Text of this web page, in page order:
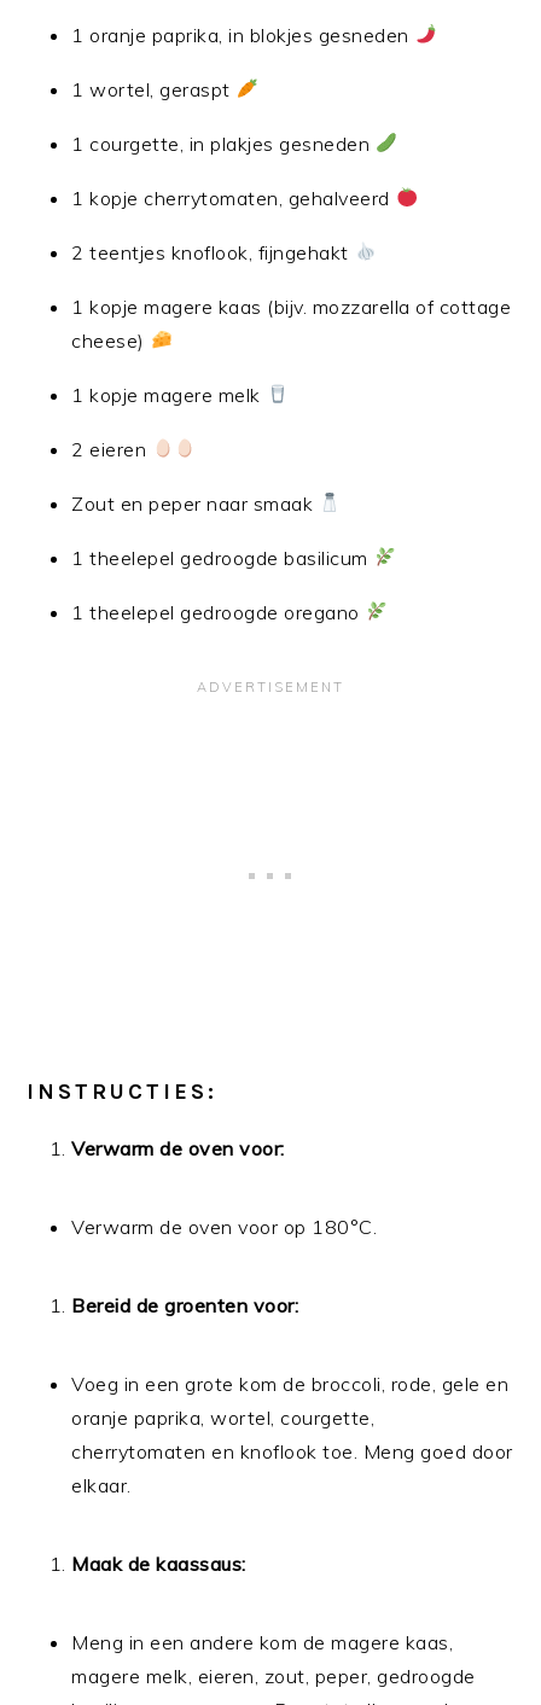
1 oranje paprika, in blokjes gesneden
1 wortel, geraspt
1 courgette, in plakjes gesneden
1 kopje cherrytomaten, gehalveerd
2 teentjes knoflook, fijngehakt
1 kopje magere kaas (bijv. mozzarella of cottage
cheese)
1 kopje magere melk
2 eieren
Zout en peper naar smaak
1 theelepel gedroogde basilicum
1 theelepel gedroogde oregano
INSTRUCTIES:
Verwarm de oven voor:
Verwarm de oven voor op 180°C.
Bereid de groenten voor:
Voeg in een grote kom de broccoli, rode, gele en
oranje paprika, wortel, courgette,
cherrytomaten en knoflook toe. Meng goed door
elkaar.
Maak de kaassaus:
Meng in een andere kom de magere kaas,
magere melk, eieren, zout, peper, gedroogde